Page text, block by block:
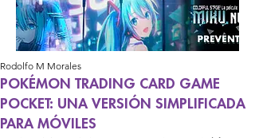
POKÉMON TRADING CARD GAME
POCKET: UNA VERSIÓN SIMPLIFICADA
PARA MÓVILES
Rodolfo M Morales